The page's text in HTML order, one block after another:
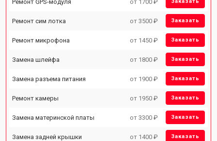
Ремонт GPS-модуля от 1700 ₽
Ремонт сим лотка от 3500 ₽ Заказать
Ремонт микрофона от 1450 ₽ Заказать
Замена шлейфа от 1800 ₽ Заказать
Замена разъема питания от 1900 ₽ Заказать
Ремонт камеры от 1950 ₽ Заказать
Замена материнской платы от 3300 ₽ Заказать
Замена задней крышки от 1400 ₽ Заказать